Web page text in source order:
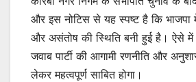
और इस नोटिस से यह स्पष्ट है कि
और असंतोष की स्थिति बनी हुई है। ऐसे में
जवाब पार्टी की आगामी रणनीति और
लेकर महत्वपूर्ण साबित होगा।